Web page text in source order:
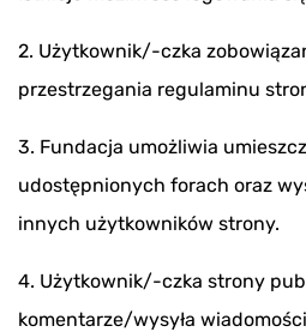
2. Użytkownik/-czka
przestrzegania regulaminu
3. Fundacja umożliwia
udostępnionych forach oraz
innych użytkowników strony.
4. Użytkownik/-czka strony
komentarze/wysyła